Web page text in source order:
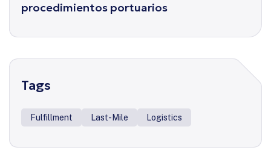
procedimientos portuarios
Tags
Fulfillment Last-Mile Logistics